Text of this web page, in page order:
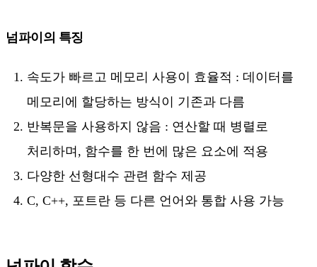
넘파이의 특징
속도가 빠르고 메모리 사용이 효율적 : 데이터를
메모리에 할당하는 방식이 기존과 다름
반복문을 사용하지 않음 : 연산할 때 병렬로
처리하며, 함수를 한 번에 많은 요소에 적용
다양한 선형대수 관련 함수 제공
C, C++, 포트란 등 다른 언어와 통합 사용 가능